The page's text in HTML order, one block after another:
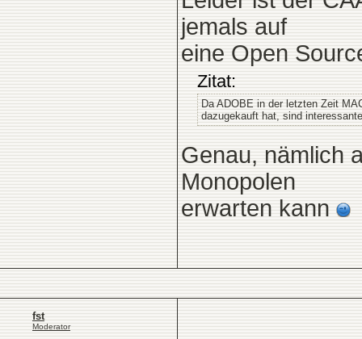
jemals auf
eine Open
Zitat:
Da ADOBE in der letzten Zeit
dazugekauft hat, sind
Genau, nämlich
Monopolen
erwarten kann
fst
Moderator